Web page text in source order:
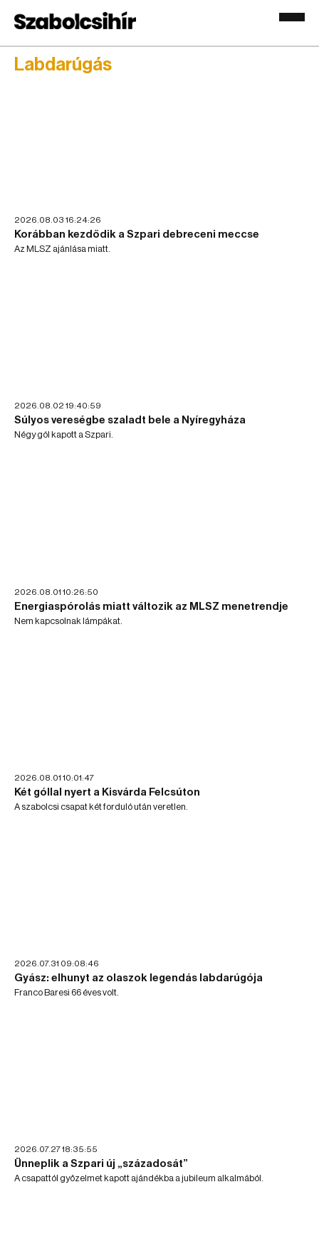
Labdarúgás
2026.08.03 16:24:26
Korábban kezdődik a Szpari debreceni meccse
Az MLSZ ajánlása miatt.
2026.08.02 19:40:59
Súlyos vereségbe szaladt bele a Nyíregyháza
Négy gól kapott a Szpari.
2026.08.01 10:26:50
Energiaspórolás miatt változik az MLSZ menetrendje
Nem kapcsolnak lámpákat.
2026.08.01 10:01:47
Két góllal nyert a Kisvárda Felcsúton
A szabolcsi csapat két forduló után veretlen.
2026.07.31 09:08:46
Gyász: elhunyt az olaszok legendás labdarúgója
Franco Baresi 66 éves volt.
2026.07.27 18:35:55
Ünneplik a Szpari új „századosát”
A csapattól győzelmet kapott ajándékba a jubileum alkalmából.